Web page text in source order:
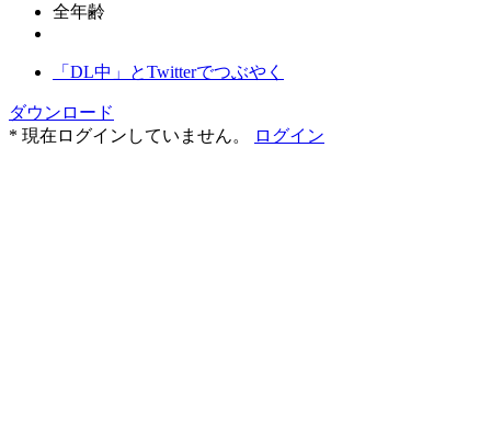
全年齢
「DL中」とTwitterでつぶやく
ダウンロード
* 現在ログインしていません。
ログイン